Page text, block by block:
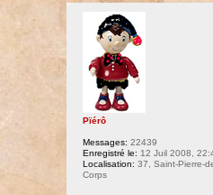
Pïérô
Messages: 22439
Enregistré le: 12 Juil 2008,
Localisation: 37, Saint-Pierre-
Corps